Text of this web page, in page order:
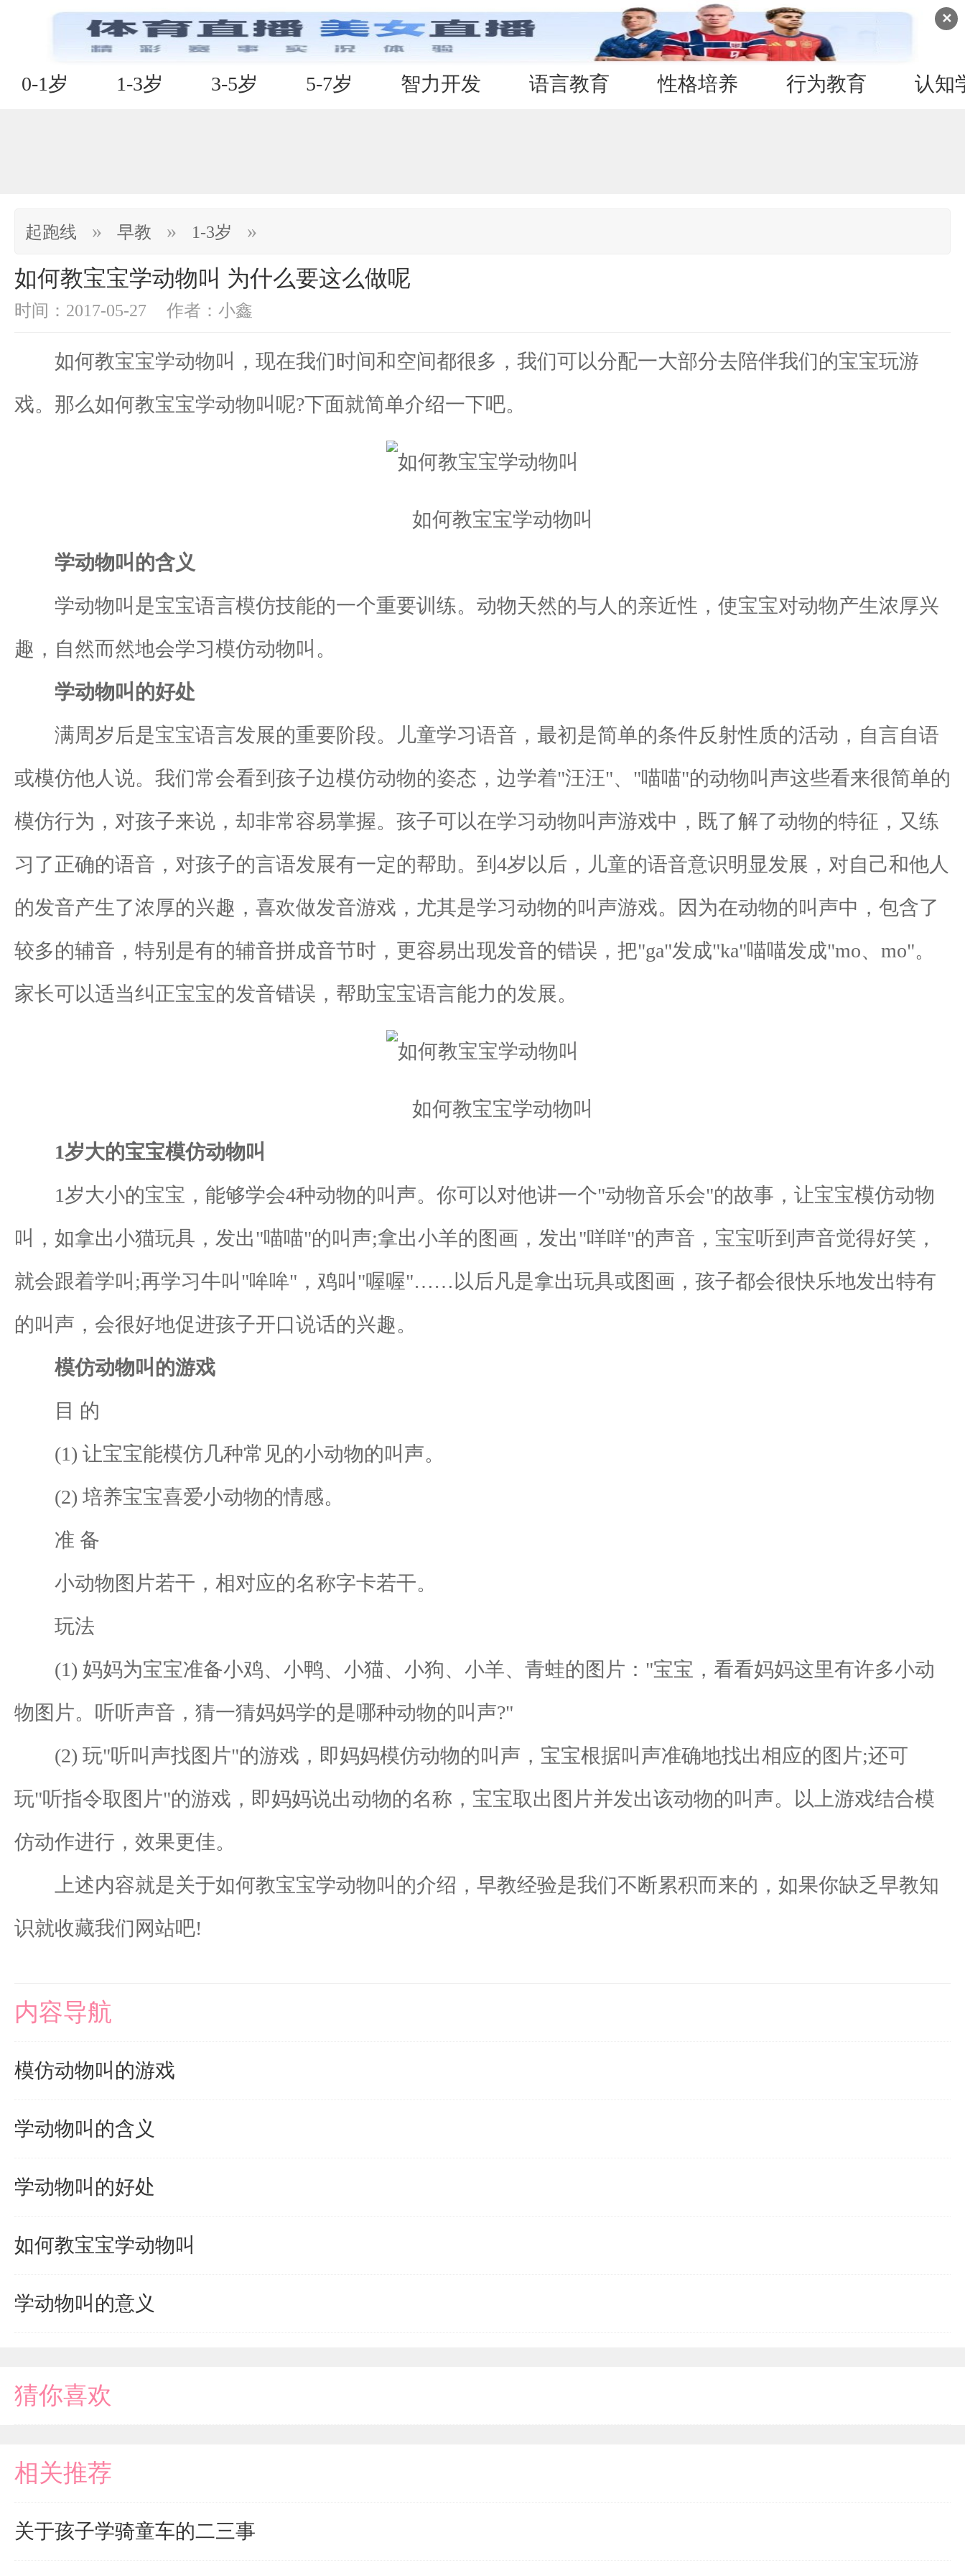
✕
0-1岁 1-3岁 3-5岁 5-7岁 智力开发 语言教育 性格培养 行为教育 认知
起跑线 » 早教 » 1-3岁 »
如何教宝宝学动物叫 为什么要这么做呢
时间：2017-05-27 作者：小鑫
如何教宝宝学动物叫，现在我们时间和空间都很多，我们可以分配一大部分去陪伴我们的宝宝玩游
戏。那么如何教宝宝学动物叫呢?下面就简单介绍一下吧。
如何教宝宝学动物叫
学动物叫的含义
学动物叫是宝宝语言模仿技能的一个重要训练。动物天然的与人的亲近性，使宝宝对动物产生浓厚兴
趣，自然而然地会学习模仿动物叫。
学动物叫的好处
满周岁后是宝宝语言发展的重要阶段。儿童学习语音，最初是简单的条件反射性质的活动，自言自语
或模仿他人说。我们常会看到孩子边模仿动物的姿态，边学着"汪汪"、"喵喵"的动物叫声这些看来很简单的
模仿行为，对孩子来说，却非常容易掌握。孩子可以在学习动物叫声游戏中，既了解了动物的特征，又练
习了正确的语音，对孩子的言语发展有一定的帮助。到4岁以后，儿童的语音意识明显发展，对自己和他人
的发音产生了浓厚的兴趣，喜欢做发音游戏，尤其是学习动物的叫声游戏。因为在动物的叫声中，包含了
较多的辅音，特别是有的辅音拼成音节时，更容易出现发音的错误，把"ga"发成"ka"喵喵发成"mo、mo"。
家长可以适当纠正宝宝的发音错误，帮助宝宝语言能力的发展。
如何教宝宝学动物叫
1岁大的宝宝模仿动物叫
1岁大小的宝宝，能够学会4种动物的叫声。你可以对他讲一个"动物音乐会"的故事，让宝宝模仿动物
叫，如拿出小猫玩具，发出"喵喵"的叫声;拿出小羊的图画，发出"咩咩"的声音，宝宝听到声音觉得好笑，
就会跟着学叫;再学习牛叫"哞哞"，鸡叫"喔喔"……以后凡是拿出玩具或图画，孩子都会很快乐地发出特有
的叫声，会很好地促进孩子开口说话的兴趣。
模仿动物叫的游戏
目 的
(1) 让宝宝能模仿几种常见的小动物的叫声。
(2) 培养宝宝喜爱小动物的情感。
准 备
小动物图片若干，相对应的名称字卡若干。
玩法
(1) 妈妈为宝宝准备小鸡、小鸭、小猫、小狗、小羊、青蛙的图片："宝宝，看看妈妈这里有许多小动
物图片。听听声音，猜一猜妈妈学的是哪种动物的叫声?"
(2) 玩"听叫声找图片"的游戏，即妈妈模仿动物的叫声，宝宝根据叫声准确地找出相应的图片;还可
玩"听指令取图片"的游戏，即妈妈说出动物的名称，宝宝取出图片并发出该动物的叫声。以上游戏结合模
仿动作进行，效果更佳。
上述内容就是关于如何教宝宝学动物叫的介绍，早教经验是我们不断累积而来的，如果你缺乏早教知
识就收藏我们网站吧!
内容导航
模仿动物叫的游戏
学动物叫的含义
学动物叫的好处
如何教宝宝学动物叫
学动物叫的意义
猜你喜欢
相关推荐
关于孩子学骑童车的二三事